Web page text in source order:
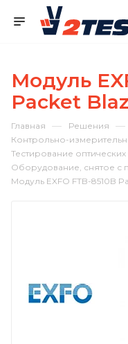
Модуль
Packet
Главная — Решения —
Контрольно-
Тестирование
Оборудование, снятое с
Модуль EXFO FTB-8510B